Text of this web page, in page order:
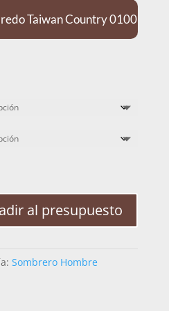
Taiwan Country 0100
al presupuesto
Sombrero Hombre